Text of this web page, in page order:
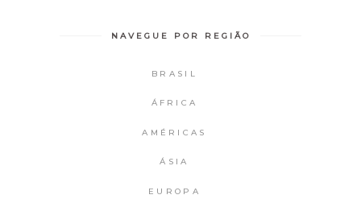
NAVEGUE POR REGIÃO
BRASIL
ÁFRICA
AMÉRICAS
ÁSIA
EUROPA